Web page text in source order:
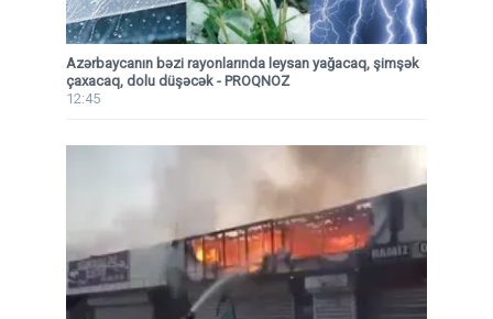
Azərbaycanın bəzi rayonlarında leysan yağacaq, şimşək
çaxacaq, dolu düşəcək - PROQNOZ
12:45